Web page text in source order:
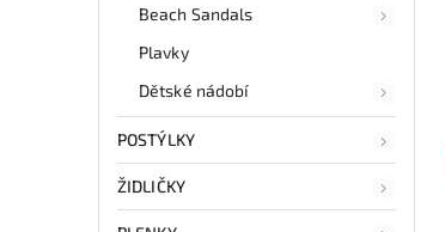
Beach Sandals
Plavky
Dětské nádobí
POSTÝLKY
ŽIDLIČKY